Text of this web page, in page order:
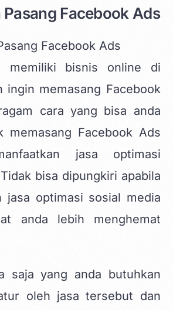
Pasang Facebook Ads
memiliki bisnis online di
ingin memasang Facebook
cara yang bisa anda
memasang Facebook Ads
jasa optimasi
bisa dipungkiri apabila
jasa optimasi sosial media
anda lebih menghemat
saja yang anda butuhkan
oleh jasa tersebut dan